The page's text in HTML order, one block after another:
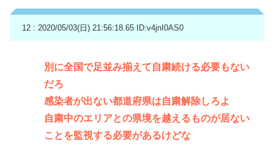
12 : 2020/05/03(日) 21:56:18.65 ID:v4jnI0AS0
別に全国で足並み揃えて自粛続ける必要もない
だろ
感染者が出ない都道府県は自粛解除しろよ
自粛中のエリアとの県境を越えるものが居ない
ことを監視する必要があるけどな